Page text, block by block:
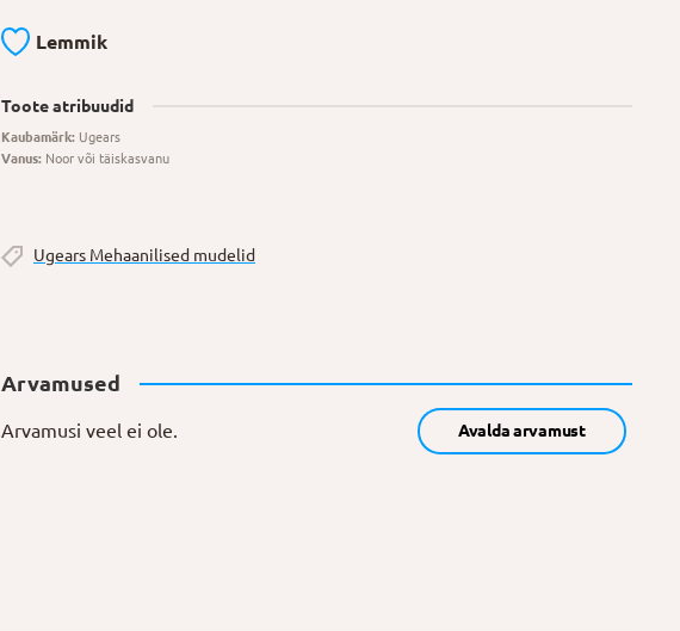
Lemmik
Toote atribuudid
Kaubamärk:Ugears
Vanus:Noor või täiskasvanu
Ugears Mehaanilised mudelid
Arvamused
Arvamusi veel ei ole. Avalda arvamust